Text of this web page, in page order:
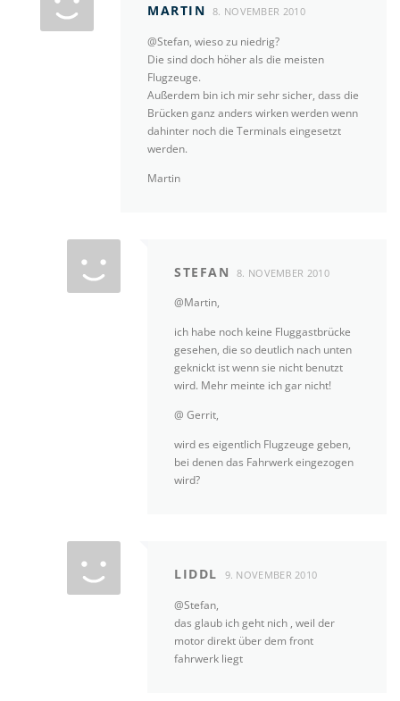
MARTIN 8. NOVEMBER 2010
@Stefan, wieso zu niedrig?
Die sind doch höher als die meisten
Flugzeuge.
Außerdem bin ich mir sehr sicher, dass die
Brücken ganz anders wirken werden wenn
dahinter noch die Terminals eingesetzt
werden.
Martin
STEFAN 8. NOVEMBER 2010
@Martin,
ich habe noch keine Fluggastbrücke
gesehen, die so deutlich nach unten
geknickt ist wenn sie nicht benutzt
wird. Mehr meinte ich gar nicht!
@ Gerrit,
wird es eigentlich Flugzeuge geben,
bei denen das Fahrwerk eingezogen
wird?
LIDDL 9. NOVEMBER 2010
@Stefan,
das glaub ich geht nich , weil der
motor direkt über dem front
fahrwerk liegt